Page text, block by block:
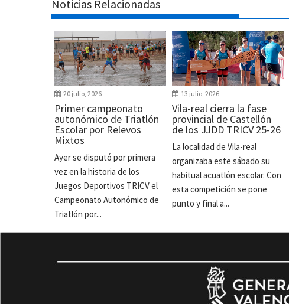
Noticias Relacionadas
20 julio, 2026
Primer campeonato
autonómico de Triatlón
Escolar por Relevos
Mixtos
Ayer se disputó por primera
vez en la historia de los
Juegos Deportivos TRICV el
Campeonato Autonómico de
Triatlón por...
13 julio, 2026
Vila-real cierra la fase
provincial de Castellón
de los JJDD TRICV 25-26
La localidad de Vila-real
organizaba este sábado su
habitual acuatlón escolar. Con
esta competición se pone
punto y final a...